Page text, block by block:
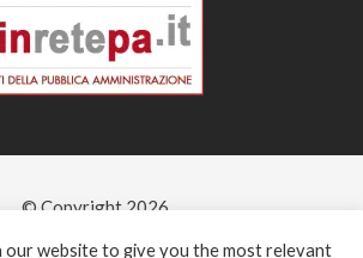
© Copyright 2026
-
our website to give you the most relevant